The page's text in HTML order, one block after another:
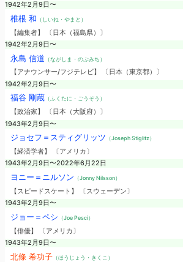
1942年2月9日〜
椎根 和 （しいね・やまと）
【編集者】 〔日本（福島県）〕
1942年2月9日〜
永島 信道 （ながしま・のぶみち）
【アナウンサー/フジテレビ】 〔日本（東京都）〕
1942年2月9日〜
福谷 剛蔵（ふくたに・ごうぞう）
【政治家】 〔日本（大阪府）〕
1943年2月9日〜
ジョセフ＝スティグリッツ （Joseph Stiglitz）
【経済学者】 〔アメリカ〕
1943年2月9日〜2022年6月22日
ヨニー＝ニルソン （Jonny Nilsson）
【スピードスケート】 〔スウェーデン〕
1943年2月9日〜
ジョー＝ペシ （Joe Pesci）
【俳優】 〔アメリカ〕
1943年2月9日〜
北條 希功子（ほうじょう・きくこ）